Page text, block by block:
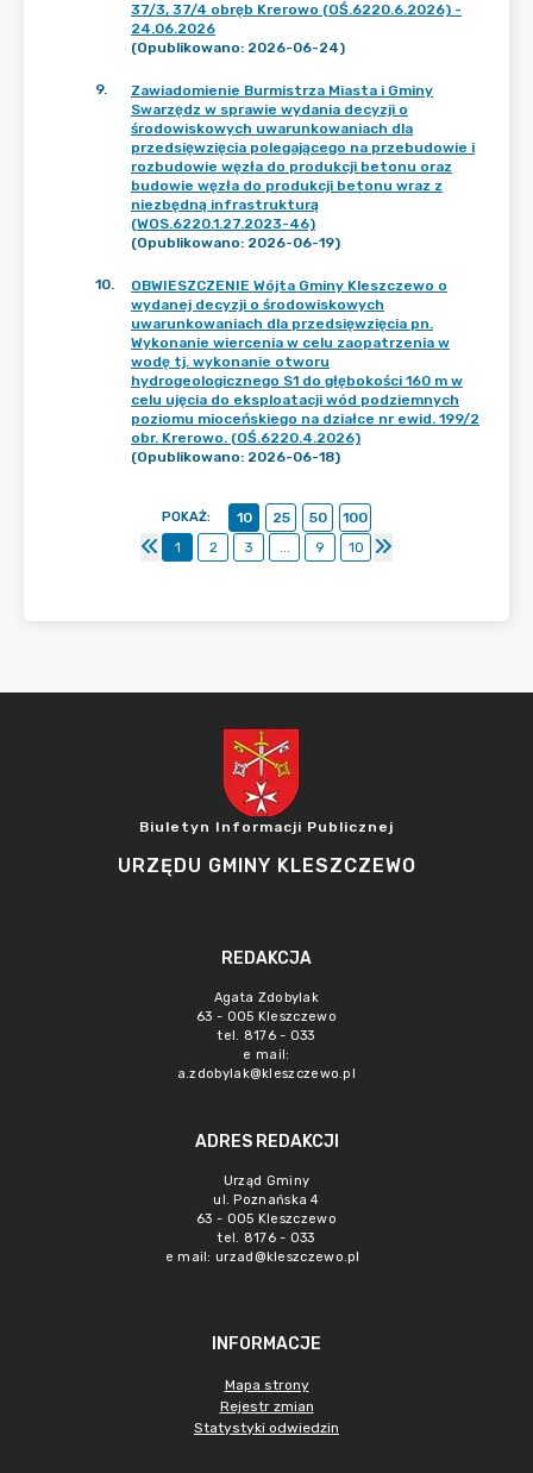
37/3, 37/4 obręb Krerowo (OŚ.6220.6.2026) -
24.06.2026
(Opublikowano: 2026-06-24)
9.
Zawiadomienie Burmistrza Miasta i Gminy
Swarzędz w sprawie wydania decyzji o
środowiskowych uwarunkowaniach dla
przedsięwzięcia polegającego na przebudowie i
rozbudowie węzła do produkcji betonu oraz
budowie węzła do produkcji betonu wraz z
niezbędną infrastrukturą
(WOS.6220.1.27.2023-46)
(Opublikowano: 2026-06-19)
10.
OBWIESZCZENIE Wójta Gminy Kleszczewo o
wydanej decyzji o środowiskowych
uwarunkowaniach dla przedsięwzięcia pn.
Wykonanie wiercenia w celu zaopatrzenia w
wodę tj. wykonanie otworu
hydrogeologicznego S1 do głębokości 160 m w
celu ujęcia do eksploatacji wód podziemnych
poziomu mioceńskiego na działce nr ewid. 199/2
obr. Krerowo. (OŚ.6220.4.2026)
(Opublikowano: 2026-06-18)
POKAŻ: 10 25 50
100
1
2 3 ... 9 10
Biuletyn Informacji Publicznej
URZĘDU GMINY KLESZCZEWO
REDAKCJA
Agata Zdobylak
63 - 005 Kleszczewo
tel. 8176 - 033
e mail:
a.zdobylak@kleszczewo.pl
ADRES REDAKCJI
Urząd Gminy
ul. Poznańska 4
63 - 005 Kleszczewo
tel. 8176 - 033
e mail: urzad@kleszczewo.pl
INFORMACJE
Mapa strony
Rejestr zmian
Statystyki odwiedzin